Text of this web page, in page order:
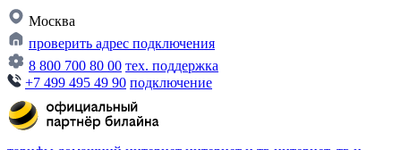
Москва
проверить адрес подключения
8 800 700 80 00 тех. поддержка
+7 499 495 49 90 подключение